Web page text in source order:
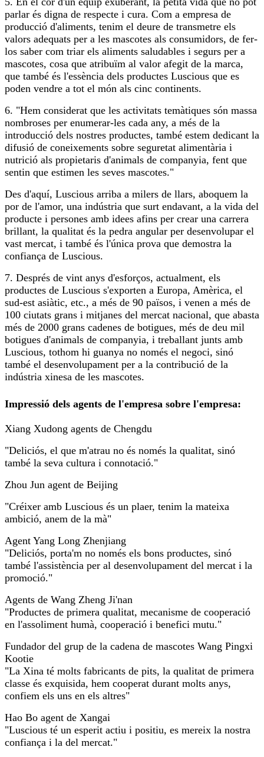
parlar és digna de respecte i cura. Com a empresa de
producció d'aliments, tenim el deure de transmetre els
valors adequats per a les mascotes als consumidors, de fer-
los saber com triar els aliments saludables i segurs per a
mascotes, cosa que atribuïm al valor afegit de la marca,
que també és l'essència dels productes Luscious que es
poden vendre a tot el món als cinc continents.
6. "Hem considerat que les activitats temàtiques són massa
nombroses per enumerar-les cada any, a més de la
introducció dels nostres productes, també estem dedicant la
difusió de coneixements sobre seguretat alimentària i
nutrició als propietaris d'animals de companyia, fent que
sentin que estimen les seves mascotes."
Des d'aquí, Luscious arriba a milers de llars, aboquem la
por de l'amor, una indústria que surt endavant, a la vida del
producte i persones amb idees afins per crear una carrera
brillant, la qualitat és la pedra angular per desenvolupar el
vast mercat, i també és l'única prova que demostra la
confiança de Luscious.
7. Després de vint anys d'esforços, actualment, els
productes de Luscious s'exporten a Europa, Amèrica, el
sud-est asiàtic, etc., a més de 90 països, i venen a més de
100 ciutats grans i mitjanes del mercat nacional, que abasta
més de 2000 grans cadenes de botigues, més de deu mil
botigues d'animals de companyia, i treballant junts amb
Luscious, tothom hi guanya no només el negoci, sinó
també el desenvolupament per a la contribució de la
indústria xinesa de les mascotes.
Impressió dels agents de l'empresa sobre l'empresa:
Xiang Xudong agents de Chengdu
"Deliciós, el que m'atrau no és només la qualitat, sinó
també la seva cultura i connotació."
Zhou Jun agent de Beijing
"Créixer amb Luscious és un plaer, tenim la mateixa
ambició, anem de la mà"
Agent Yang Long Zhenjiang
"Deliciós, porta'm no només els bons productes, sinó
també l'assistència per al desenvolupament del mercat i la
promoció."
Agents de Wang Zheng Ji'nan
"Productes de primera qualitat, mecanisme de cooperació
en l'assoliment humà, cooperació i benefici mutu."
Fundador del grup de la cadena de mascotes Wang Pingxi
Kootie
"La Xina té molts fabricants de pits, la qualitat de primera
classe és exquisida, hem cooperat durant molts anys,
confiem els uns en els altres"
Hao Bo agent de Xangai
"Luscious té un esperit actiu i positiu, es mereix la nostra
confiança i la del mercat."